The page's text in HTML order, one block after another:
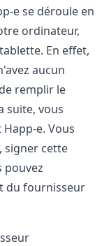
e se déroule en
ordinateur,
En effet,
aucun
remplir le
suite, vous
e. Vous
signer cette
pouvez
du fournisseur